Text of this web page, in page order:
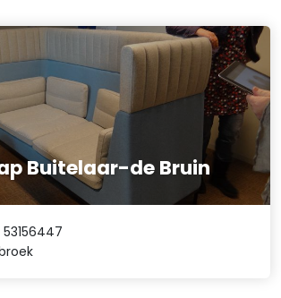
Buitelaar-de Bruin
53156447